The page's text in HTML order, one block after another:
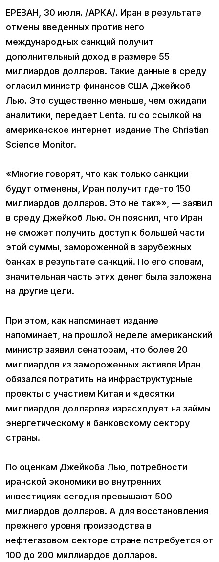
ЕРЕВАН, 30 июля. /АРКА/. Иран в результате
отмены введенных против него
международных санкций получит
дополнительный доход в размере 55
миллиардов долларов. Такие данные в среду
огласил министр финансов США Джейкоб
Лью. Это существенно меньше, чем ожидали
аналитики, передает Lenta. ru со ссылкой на
американское интернет-издание The Christian
Science Monitor.
«Многие говорят, что как только санкции
будут отменены, Иран получит где-то 150
миллиардов долларов. Это не так»», — заявил
в среду Джейкоб Лью. Он пояснил, что Иран
не сможет получить доступ к большей части
этой суммы, замороженной в зарубежных
банках в результате санкций. По его словам,
значительная часть этих денег была заложена
на другие цели.
При этом, как напоминает издание
напоминает, на прошлой неделе американский
министр заявил сенаторам, что более 20
миллиардов из замороженных активов Иран
обязался потратить на инфраструктурные
проекты с участием Китая и «десятки
миллиардов долларов» израсходует на займы
энергетическому и банковскому сектору
страны.
По оценкам Джейкоба Лью, потребности
иранской экономики во внутренних
инвестициях сегодня превышают 500
миллиардов долларов. А для восстановления
прежнего уровня производства в
нефтегазовом секторе стране потребуется от
100 до 200 миллиардов долларов.